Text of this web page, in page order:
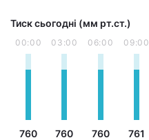
Тиск сьогодні (мм рт.ст.)
00:00
760
03:00
760
06:00
760
09:00
761